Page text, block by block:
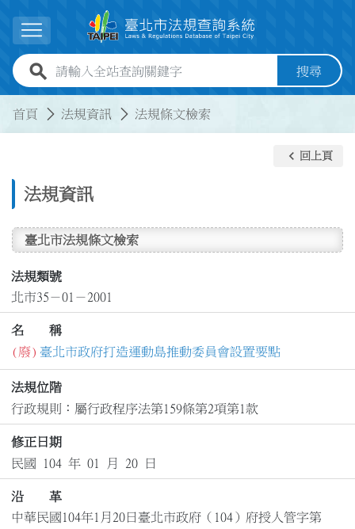
展開選單
全站查詢關鍵字欄位 搜尋
首頁 法規資訊 法規條文檢索
法規資訊
keyboard_arrow_left 回上頁
臺北市法規條文檢索
法規類號
北市35－01－2001
名 稱
(廢) 臺北市政府打造運動島推動委員會設置要點
法規位階
行政規則：屬行政程序法第159條第2項第1款
修正日期
民國 104 年 01 月 20 日
沿 革
中華民國104年1月20日臺北市政府（104）府授人管字第